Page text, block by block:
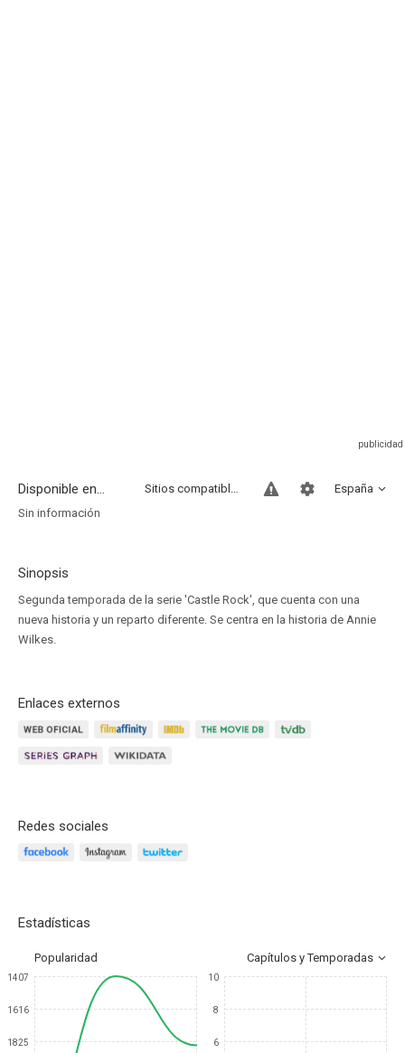
Disponible en... España
Sitios compatibles
Sin información
Sinopsis
Segunda temporada de la serie 'Castle Rock', que cuenta con una
nueva historia y un reparto diferente. Se centra en la historia de Annie
Wilkes.
Enlaces externos
Redes sociales
Estadísticas
Popularidad Capítulos y Temporadas
1407
1616
1825
10
8
6